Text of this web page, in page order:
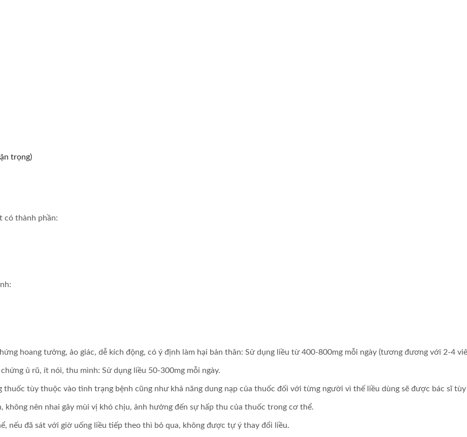
trọng)
có thành phần:
hoang tưởng, ảo giác, dễ kích động, có ý định làm hại bản thân: Sử dụng liều từ 400-800mg mỗi ngày (tương đương với 2-4
ủ rũ, ít nói, thu mình: Sử dụng liều 50-300mg mỗi ngày.
thuốc tùy thuộc vào tình trạng bệnh cũng như khả năng dung nạp của thuốc đối với từng người vì thế liều dùng sẽ được bác sĩ
nên nhai gây mùi vị khó chịu, ảnh hưởng đến sự hấp thu của thuốc trong cơ thể.
nếu đã sát với giờ uống liều tiếp theo thì bỏ qua, không được tự ý thay đổi liều.